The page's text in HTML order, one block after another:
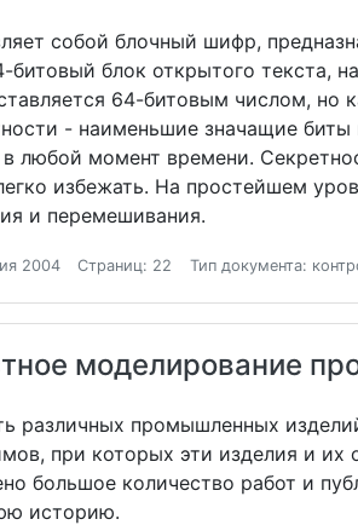
собой блочный шифр,
битовый блок открытого текста,
64-битовым числом, но
- наименьшие значащие
любой момент времени.
избежать. На простейшем
и перемешивания.
2004 Страниц: 22 Тип документа:
моделирование
различных промышленных
при которых эти изделия и их
большое количество работ и
историю.